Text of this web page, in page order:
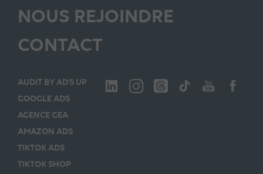
NOUS REJOINDRE
CONTACT
AUDIT BY AD’S UP
GOOGLE ADS
AGENCE GEA
AMAZON ADS
TIKTOK ADS
TIKTOK SHOP